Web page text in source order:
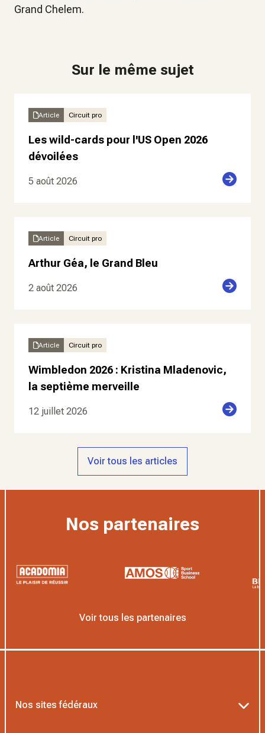
Grand Chelem.
Sur le même sujet
Article Circuit pro
Les wild-cards pour l'US Open 2026
dévoilées
5 août 2026
Article Circuit pro
Arthur Géa, le Grand Bleu
2 août 2026
Article Circuit pro
Wimbledon 2026 : Kristina Mladenovic,
la septième merveille
12 juillet 2026
Voir tous les articles
Nos partenaires
Voir tous les partenaires
Nos sites fédéraux